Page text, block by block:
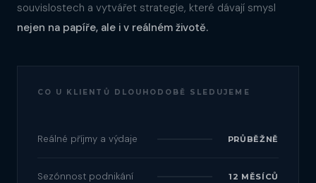
souvislostech a vytvářet strategie, které dávají smysl
nejen na papíře, ale i v reálném životě.
CO U KLIENTŮ DLOUHODOBĚ SLEDUJEME
Reálné příjmy a výdaje PRŮBĚŽNĚ
Sezónnost podnikání 12 MĚSÍCŮ